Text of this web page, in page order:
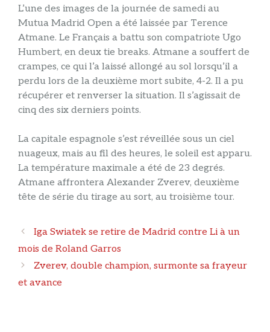
L’une des images de la journée de samedi au
Mutua Madrid Open a été laissée par Terence
Atmane. Le Français a battu son compatriote Ugo
Humbert, en deux tie breaks. Atmane a souffert de
crampes, ce qui l’a laissé allongé au sol lorsqu’il a
perdu lors de la deuxième mort subite, 4-2. Il a pu
récupérer et renverser la situation. Il s’agissait de
cinq des six derniers points.
La capitale espagnole s’est réveillée sous un ciel
nuageux, mais au fil des heures, le soleil est apparu.
La température maximale a été de 23 degrés.
Atmane affrontera Alexander Zverev, deuxième
tête de série du tirage au sort, au troisième tour.
Navigation
des
articles
Iga Swiatek se retire de Madrid contre Li à un
mois de Roland Garros
Zverev, double champion, surmonte sa frayeur
et avance